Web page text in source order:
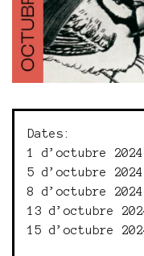
Dates:
1 d’octubre
5 d’octubre
8 d’octubre
13 d’octubre
15 d’octubre